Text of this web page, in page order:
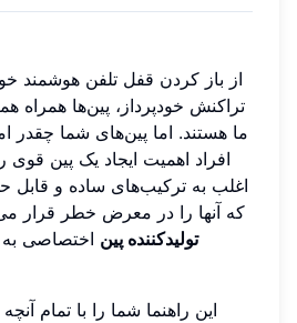
از باز کردن قفل تلفن هوشمند
تراکنش خودپرداز، پین‌ها همراه
ما هستند. اما پین‌های شما چقدر
افراد اهمیت ایجاد یک پین
اغلب به ترکیب‌های ساده و
که آنها را در معرض خطر قرار
تولیدکننده پین اختصاصی به
این راهنما شما را با تمام